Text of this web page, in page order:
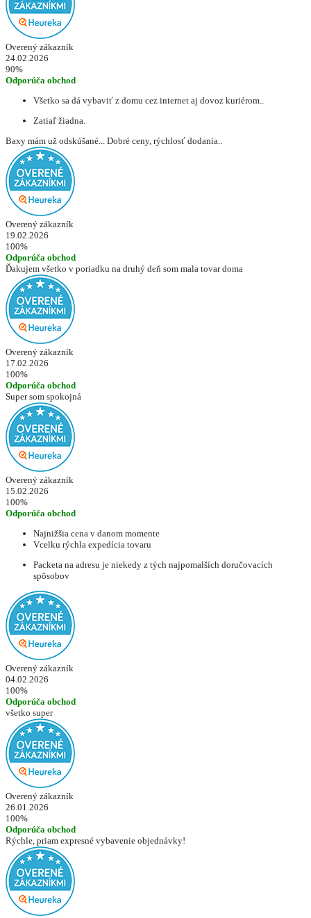
Overený zákazník
24.02.2026
90%
Odporúča obchod
Všetko sa dá vybaviť z domu cez internet aj dovoz kuriérom..
Zatiaľ žiadna.
Baxy mám už odskúšané... Dobré ceny, rýchlosť dodania..
Overený zákazník
19.02.2026
100%
Odporúča obchod
Ďakujem všetko v poriadku na druhý deň som mala tovar doma
Overený zákazník
17.02.2026
100%
Odporúča obchod
Super som spokojná
Overený zákazník
15.02.2026
100%
Odporúča obchod
Najnižšia cena v danom momente
Vcelku rýchla expedícia tovaru
Packeta na adresu je niekedy z tých najpomalších doručovacích
spôsobov
Overený zákazník
04.02.2026
100%
Odporúča obchod
všetko super
Overený zákazník
26.01.2026
100%
Odporúča obchod
Rýchle, priam expresné vybavenie objednávky!